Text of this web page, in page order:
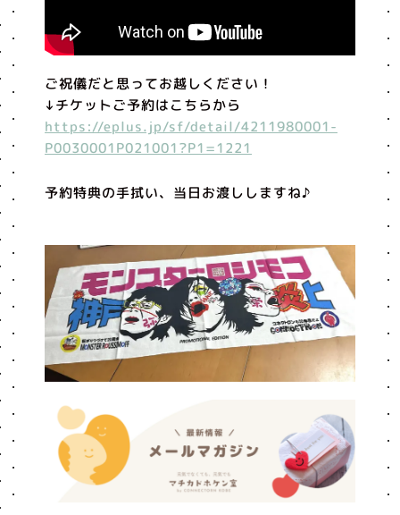
ご祝儀だと思ってお越しください！
↓チケットご予約はこちらから
https://eplus.jp/sf/detail/4211980001-
P0030001P021001?P1=1221
予約特典の手拭い、当日お渡ししますね♪